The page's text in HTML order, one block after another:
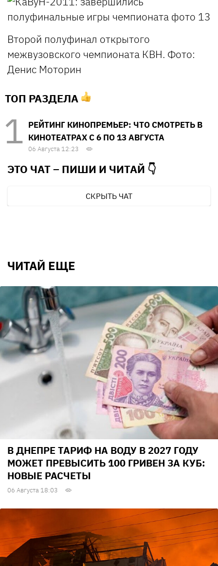
Второй полуфинал открытого
межвузовского чемпионата КВН. Фото:
Денис Моторин
ТОП РАЗДЕЛА
РЕЙТИНГ КИНОПРЕМЬЕР: ЧТО СМОТРЕТЬ В
КИНОТЕАТРАХ С 6 ПО 13 АВГУСТА
06 Августа 12:23
ЭТО ЧАТ – ПИШИ И ЧИТАЙ 👇
СКРЫТЬ ЧАТ
ЧИТАЙ ЕЩЕ
В ДНЕПРЕ ТАРИФ НА ВОДУ В 2027 ГОДУ
МОЖЕТ ПРЕВЫСИТЬ 100 ГРИВЕН ЗА КУБ:
НОВЫЕ РАСЧЕТЫ
06 Августа 18:03